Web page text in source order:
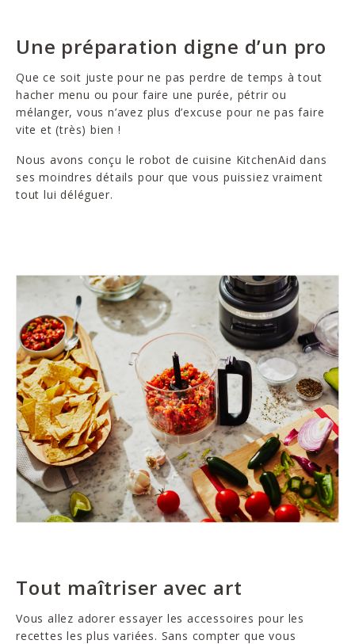
Une préparation digne d’un pro
Que ce soit juste pour ne pas perdre de temps à tout
hacher menu ou pour faire une purée, pétrir ou
mélanger, vous n’avez plus d’excuse pour ne pas faire
vite et (très) bien !
Nous avons conçu le robot de cuisine KitchenAid dans
ses moindres détails pour que vous puissiez vraiment
tout lui déléguer.
Tout maîtriser avec art
Vous allez adorer essayer les accessoires pour les
recettes les plus variées. Sans compter que vous